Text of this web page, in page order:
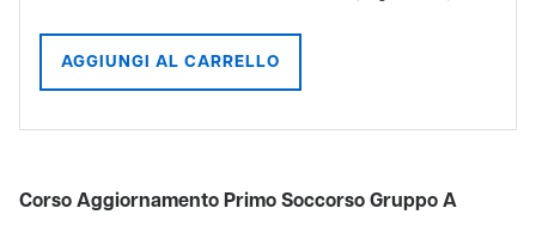
AGGIUNGI AL CARRELLO
Corso Aggiornamento Primo Soccorso Gruppo A